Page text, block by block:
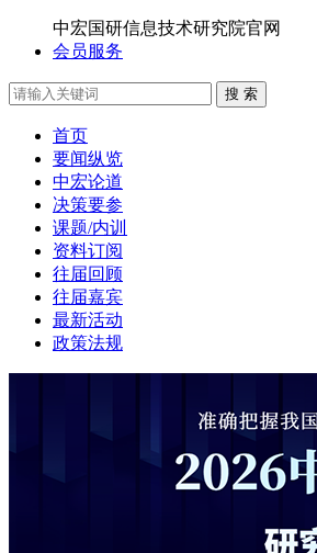
中宏国研信息技术研究院官网
会员服务
搜 索
首页
要闻纵览
中宏论道
决策要参
课题/内训
资料订阅
往届回顾
往届嘉宾
最新活动
政策法规